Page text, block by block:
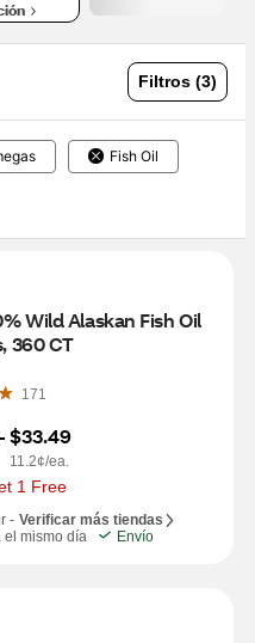
Filtros (3)
Fish Oil
Wild Alaskan Fish Oil
360 CT
171
$33.49
11.2¢/ea.
1 Free
- Verificar más tiendas
el mismo día
Envío